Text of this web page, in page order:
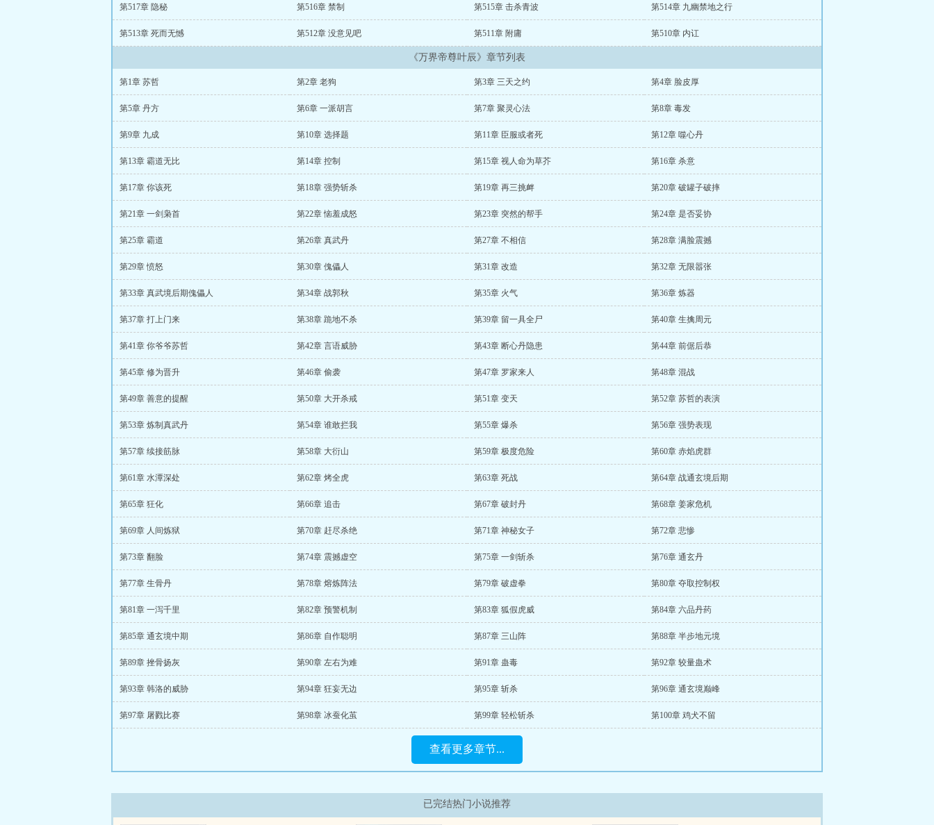
第517章 隐秘 第516章 禁制 第515章 击杀青波 第514章 九幽禁地之行
第513章 死而无憾 第512章 没意见吧 第511章 附庸 第510章 内讧
《万界帝尊叶辰》章节列表
第1章 苏哲 第2章 老狗 第3章 三天之约 第4章 脸皮厚
第5章 丹方 第6章 一派胡言 第7章 聚灵心法 第8章 毒发
第9章 九成 第10章 选择题 第11章 臣服或者死 第12章 噬心丹
第13章 霸道无比 第14章 控制 第15章 视人命为草芥 第16章 杀意
第17章 你该死 第18章 强势斩杀 第19章 再三挑衅 第20章 破罐子破摔
第21章 一剑枭首 第22章 恼羞成怒 第23章 突然的帮手 第24章 是否妥协
第25章 霸道 第26章 真武丹 第27章 不相信 第28章 满脸震撼
第29章 愤怒 第30章 傀儡人 第31章 改造 第32章 无限嚣张
第33章 真武境后期傀儡人 第34章 战郭秋 第35章 火气 第36章 炼器
第37章 打上门来 第38章 跪地不杀 第39章 留一具全尸 第40章 生擒周元
第41章 你爷爷苏哲 第42章 言语威胁 第43章 断心丹隐患 第44章 前倨后恭
第45章 修为晋升 第46章 偷袭 第47章 罗家来人 第48章 混战
第49章 善意的提醒 第50章 大开杀戒 第51章 变天 第52章 苏哲的表演
第53章 炼制真武丹 第54章 谁敢拦我 第55章 爆杀 第56章 强势表现
第57章 续接筋脉 第58章 大衍山 第59章 极度危险 第60章 赤焰虎群
第61章 水潭深处 第62章 烤全虎 第63章 死战 第64章 战通玄境后期
第65章 狂化 第66章 追击 第67章 破封丹 第68章 姜家危机
第69章 人间炼狱 第70章 赶尽杀绝 第71章 神秘女子 第72章 悲惨
第73章 翻脸 第74章 震撼虚空 第75章 一剑斩杀 第76章 通玄丹
第77章 生骨丹 第78章 熔炼阵法 第79章 破虚拳 第80章 夺取控制权
第81章 一泻千里 第82章 预警机制 第83章 狐假虎威 第84章 六品丹药
第85章 通玄境中期 第86章 自作聪明 第87章 三山阵 第88章 半步地元境
第89章 挫骨扬灰 第90章 左右为难 第91章 蛊毒 第92章 较量蛊术
第93章 韩洛的威胁 第94章 狂妄无边 第95章 斩杀 第96章 通玄境巅峰
第97章 屠戮比赛 第98章 冰蚕化茧 第99章 轻松斩杀 第100章 鸡犬不留
查看更多章节...
已完结热门小说推荐